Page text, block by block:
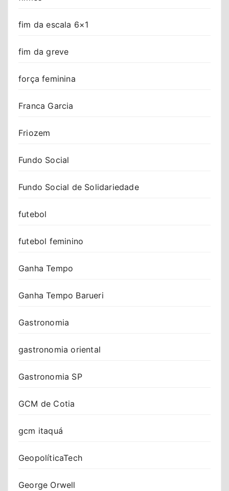
fim da escala 6×1
fim da greve
força feminina
Franca Garcia
Friozem
Fundo Social
Fundo Social de Solidariedade
futebol
futebol feminino
Ganha Tempo
Ganha Tempo Barueri
Gastronomia
gastronomia oriental
Gastronomia SP
GCM de Cotia
gcm itaquá
GeopolíticaTech
George Orwell